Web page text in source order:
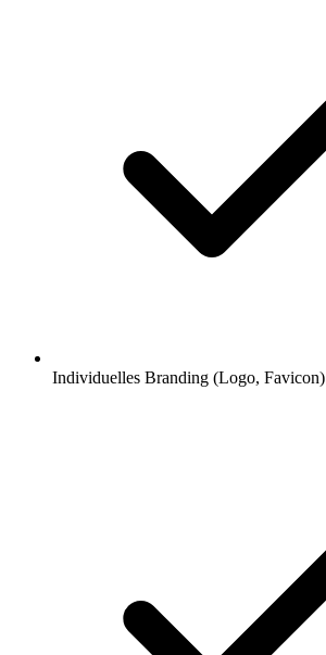
Individuelles Branding (Logo, Favicon)